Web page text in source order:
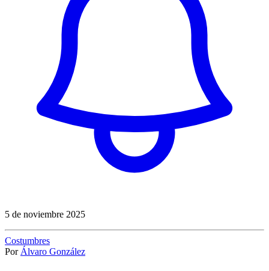
5 de noviembre 2025
Costumbres
Por Álvaro González